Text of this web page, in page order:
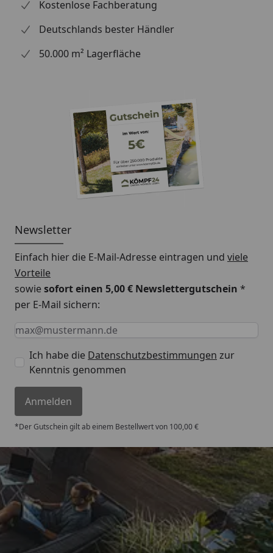
oder
Sorglos-Paket mit Montage
Leistungen zum Festpreis
Sehr gerne stellen wir Ihnen die Montageanleitung
vorab zum Download bereit:
Karibu Rückwand für
Einzelcarport Technische Daten
Karibu Rückwand für Einzelcarport
Kostenlose Fachberatung
Deutschlands bester Händler
50.000 m² Lagerfläche
Newsletter
Einfach hier die E-Mail-Adresse eintragen und viele
Vorteile
sowiesofort einen 5,00 € Newslettergutschein *
per E-Mail sichern:
Keine Eingabe erforderlich
Eingabe erforderlich
E-Mail *
Ich habe die Datenschutzbestimmungen zur
Kenntnis genommen
Anmelden
*Der Gutschein gilt ab einem Bestellwert von 100,00 €
Trusted Shops
4,67/ 5